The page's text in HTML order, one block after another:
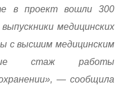
в проект вошли 300
медицинских
с высшим медицинским
стаж работы
— сообщила